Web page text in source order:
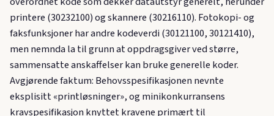
printere (30232100) og skannere (30216110). Fotokopi- og
faksfunksjoner har andre kodeverdi (30121100, 30121410),
men nemnda la til grunn at oppdragsgiver ved større,
sammensatte anskaffelser kan bruke generelle koder.
Avgjørende faktum: Behovsspesifikasjonen nevnte
eksplisitt «printløsninger», og minikonkurransens
kravspesifikasjon knyttet kravene primært til